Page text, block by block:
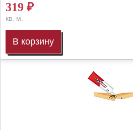
319 ₽
кв. м.
В корзину